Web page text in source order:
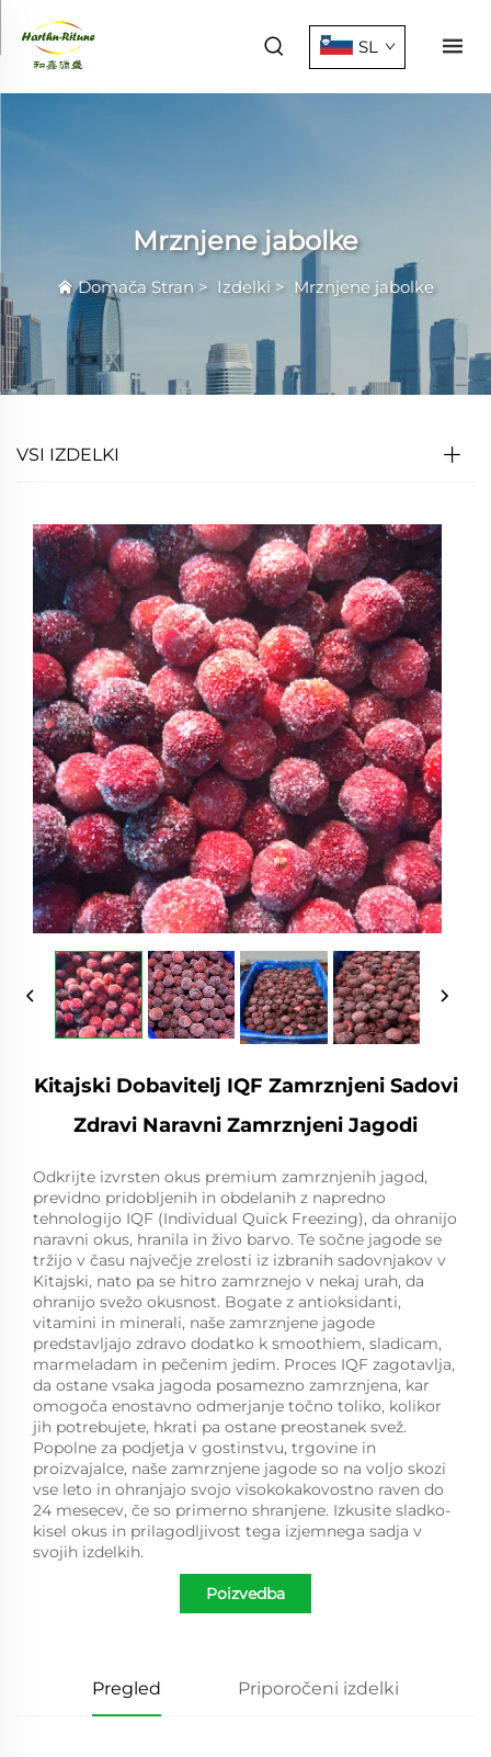
SL
Mrznjene jabolke
Domača Stran > Izdelki > Mrznjene jabolke
VSI IZDELKI
Kitajski Dobavitelj IQF Zamrznjeni Sadovi
Zdravi Naravni Zamrznjeni Jagodi
Odkrijte izvrsten okus premium zamrznjenih jagod,
previdno pridobljenih in obdelanih z napredno
tehnologijo IQF (Individual Quick Freezing), da ohranijo
naravni okus, hranila in živo barvo. Te sočne jagode se
tržijo v času največje zrelosti iz izbranih sadovnjakov v
Kitajski, nato pa se hitro zamrznejo v nekaj urah, da
ohranijo svežo okusnost. Bogate z antioksidanti,
vitamini in minerali, naše zamrznjene jagode
predstavljajo zdravo dodatko k smoothiem, sladicam,
marmeladam in pečenim jedim. Proces IQF zagotavlja,
da ostane vsaka jagoda posamezno zamrznjena, kar
omogoča enostavno odmerjanje točno toliko, kolikor
jih potrebujete, hkrati pa ostane preostanek svež.
Popolne za podjetja v gostinstvu, trgovine in
proizvajalce, naše zamrznjene jagode so na voljo skozi
vse leto in ohranjajo svojo visokokakovostno raven do
24 mesecev, če so primerno shranjene. Izkusite sladko-
kisel okus in prilagodljivost tega izjemnega sadja v
svojih izdelkih.
Poizvedba
Pregled Priporočeni izdelki